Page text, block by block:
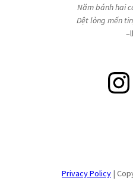
Năm bánh hai
Dệt lòng mến
Instagram
Privacy Policy |